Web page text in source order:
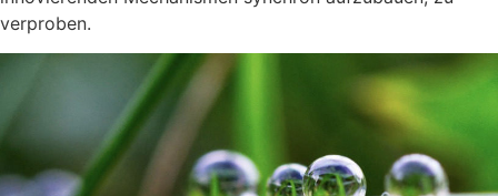
verproben.